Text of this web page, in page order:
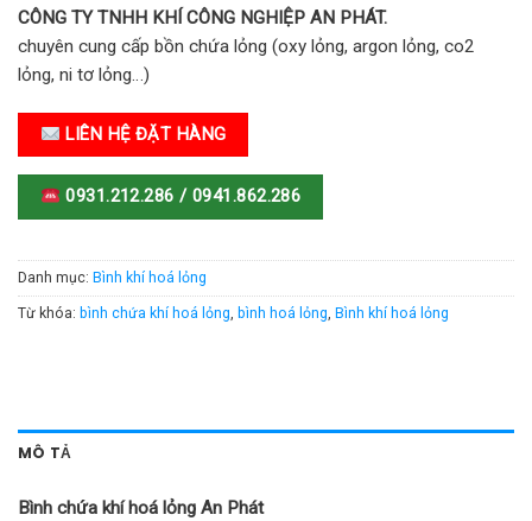
CÔNG TY TNHH KHÍ CÔNG NGHIỆP AN PHÁT.
chuyên cung cấp bồn chứa lỏng (oxy lỏng, argon lỏng, co2
lỏng, ni tơ lỏng…)
LIÊN HỆ ĐẶT HÀNG
0931.212.286 / 0941.862.286
Danh mục: Bình khí hoá lỏng
Từ khóa: bình chứa khí hoá lỏng, bình hoá lỏng, Bình khí hoá lỏng
MÔ TẢ
Bình chứa khí hoá lỏng An Phát